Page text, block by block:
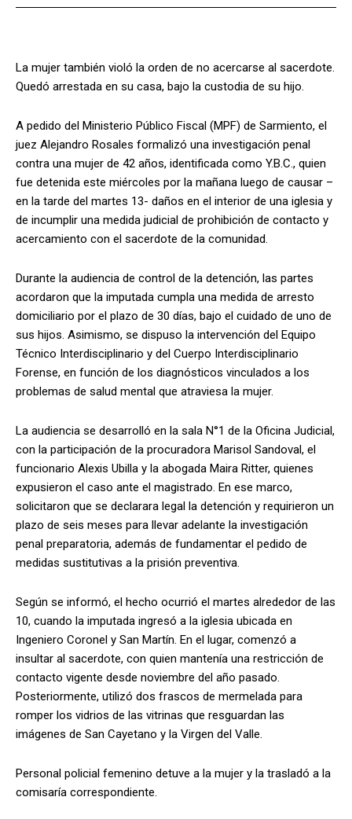
La mujer también violó la orden de no acercarse al sacerdote.
Quedó arrestada en su casa, bajo la custodia de su hijo.
A pedido del Ministerio Público Fiscal (MPF) de Sarmiento, el
juez Alejandro Rosales formalizó una investigación penal
contra una mujer de 42 años, identificada como Y.B.C., quien
fue detenida este miércoles por la mañana luego de causar –
en la tarde del martes 13- daños en el interior de una iglesia y
de incumplir una medida judicial de prohibición de contacto y
acercamiento con el sacerdote de la comunidad.
Durante la audiencia de control de la detención, las partes
acordaron que la imputada cumpla una medida de arresto
domiciliario por el plazo de 30 días, bajo el cuidado de uno de
sus hijos. Asimismo, se dispuso la intervención del Equipo
Técnico Interdisciplinario y del Cuerpo Interdisciplinario
Forense, en función de los diagnósticos vinculados a los
problemas de salud mental que atraviesa la mujer.
La audiencia se desarrolló en la sala N°1 de la Oficina Judicial,
con la participación de la procuradora Marisol Sandoval, el
funcionario Alexis Ubilla y la abogada Maira Ritter, quienes
expusieron el caso ante el magistrado. En ese marco,
solicitaron que se declarara legal la detención y requirieron un
plazo de seis meses para llevar adelante la investigación
penal preparatoria, además de fundamentar el pedido de
medidas sustitutivas a la prisión preventiva.
Según se informó, el hecho ocurrió el martes alrededor de las
10, cuando la imputada ingresó a la iglesia ubicada en
Ingeniero Coronel y San Martín. En el lugar, comenzó a
insultar al sacerdote, con quien mantenía una restricción de
contacto vigente desde noviembre del año pasado.
Posteriormente, utilizó dos frascos de mermelada para
romper los vidrios de las vitrinas que resguardan las
imágenes de San Cayetano y la Virgen del Valle.
Personal policial femenino detuve a la mujer y la trasladó a la
comisaría correspondiente.